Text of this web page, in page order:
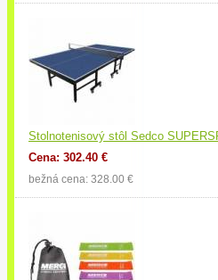
Stolnotenisový stôl Sedco
Cena: 302.40 €
bežná cena: 328.00 €